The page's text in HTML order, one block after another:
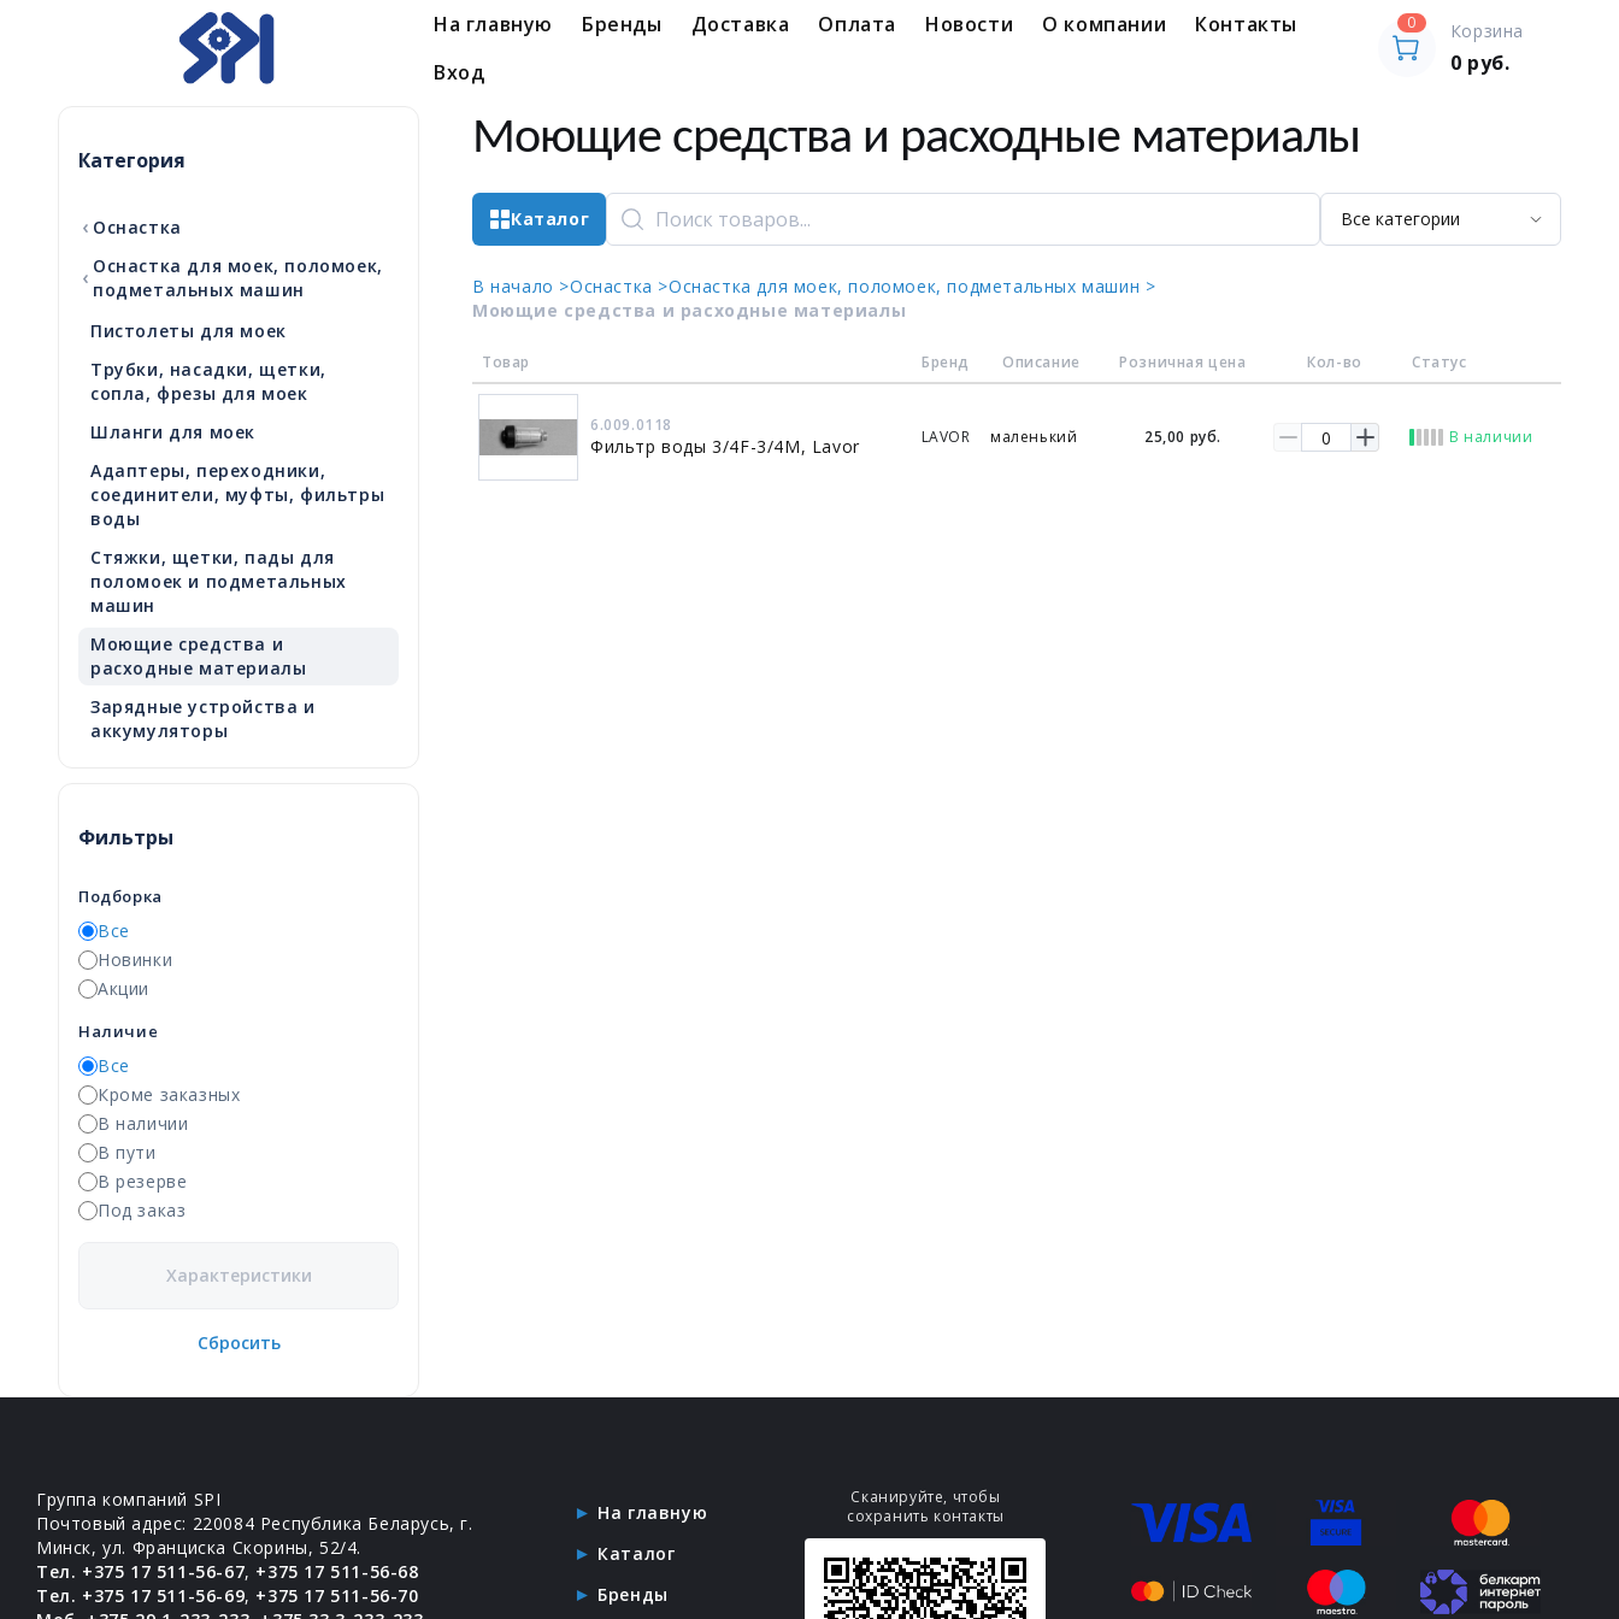
На главную Бренды Доставка Оплата Новости О компании
Контакты
Вход
0 Корзина
0 руб.
Категория
‹ Оснастка
‹ Оснастка для моек, поломоек,
подметальных машин
Пистолеты для моек
Трубки, насадки, щетки,
сопла, фрезы для моек
Шланги для моек
Адаптеры, переходники,
соединители, муфты, фильтры
воды
Стяжки, щетки, пады для
поломоек и подметальных
машин
Моющие средства и
расходные материалы
Зарядные устройства и
аккумуляторы
Фильтры
Подборка
Все
Новинки
Акции
Наличие
Все
Кроме заказных
В наличии
В пути
В резерве
Под заказ
Характеристики
Сбросить
Моющие средства и расходные материалы
Каталог
В начало >Оснастка >Оснастка для моек, поломоек, подметальных машин >
Моющие средства и расходные материалы
Товар Бренд Описание Розничная цена Кол-во Статус
6.009.0118
Фильтр воды 3/4F-3/4M, Lavor LAVOR маленький 25,00 руб. В наличии
Группа компаний SPI
Почтовый адрес: 220084 Республика Беларусь, г.
Минск, ул. Франциска Скорины, 52/4.
Тел. +375 17 511-56-67, +375 17 511-56-68
Тел. +375 17 511-56-69, +375 17 511-56-70
На главную
Каталог
Бренды
Сканируйте, чтобы
сохранить контакты